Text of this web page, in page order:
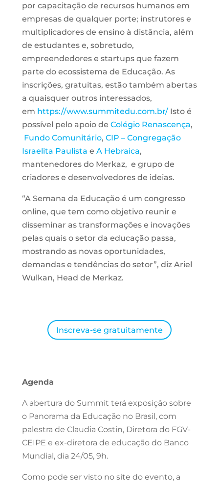
por capacitação de recursos humanos em
empresas de qualquer porte; instrutores e
multiplicadores de ensino à distância, além
de estudantes e, sobretudo,
empreendedores e startups que fazem
parte do ecossistema de Educação. As
inscrições, gratuitas, estão também abertas
a quaisquer outros interessados,
em https://www.summitedu.com.br/Isto é
possível pelo apoio de Colégio Renascença,
Fundo Comunitário, CIP – Congregação
Israelita Paulista e A Hebraica,
mantenedores do Merkaz, e grupo de
criadores e desenvolvedores de ideias.
“A Semana da Educação é um congresso
online, que tem como objetivo reunir e
disseminar as transformações e inovações
pelas quais o setor da educação passa,
mostrando as novas oportunidades,
demandas e tendências do setor”, diz Ariel
Wulkan, Head de Merkaz.
Inscreva-se gratuitamente
Agenda
A abertura do Summit terá exposição sobre
o Panorama da Educação no Brasil, com
palestra de Claudia Costin, Diretora do FGV-
CEIPE e ex-diretora de educação do Banco
Mundial, dia 24/05, 9h.
Como pode ser visto no site do evento, a